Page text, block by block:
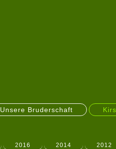
Unsere Bruderschaft
2016 2014 2012